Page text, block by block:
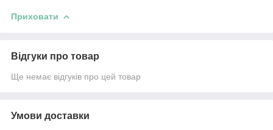
Приховати
Відгуки про товар
Ще немає відгуків про цей товар
Умови доставки